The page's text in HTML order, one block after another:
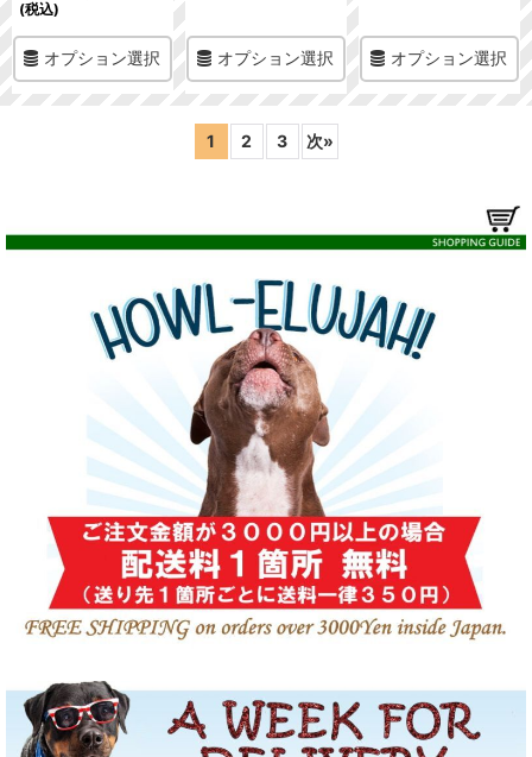
(税込)
オプション選択 オプション選択 オプション選択
1 2 3 次»